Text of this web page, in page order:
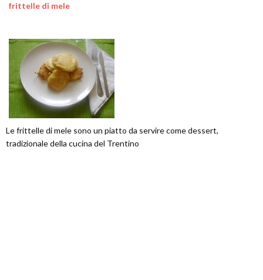
frittelle di mele
Le frittelle di mele sono un piatto da servire come dessert,
tradizionale della cucina del Trentino